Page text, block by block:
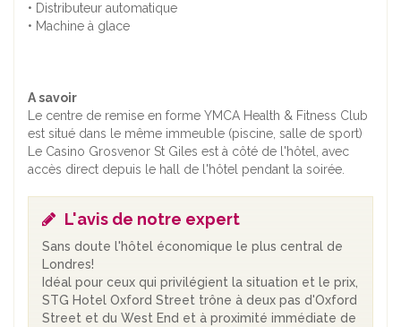
• Distributeur automatique
• Machine à glace
A savoir
Le centre de remise en forme YMCA Health & Fitness Club
est situé dans le même immeuble (piscine, salle de sport)
Le Casino Grosvenor St Giles est à côté de l'hôtel, avec
accès direct depuis le hall de l'hôtel pendant la soirée.
L'avis de notre expert
Sans doute l'hôtel économique le plus central de
Londres!
Idéal pour ceux qui privilégient la situation et le prix,
STG Hotel Oxford Street trône à deux pas d'Oxford
Street et du West End et à proximité immédiate de